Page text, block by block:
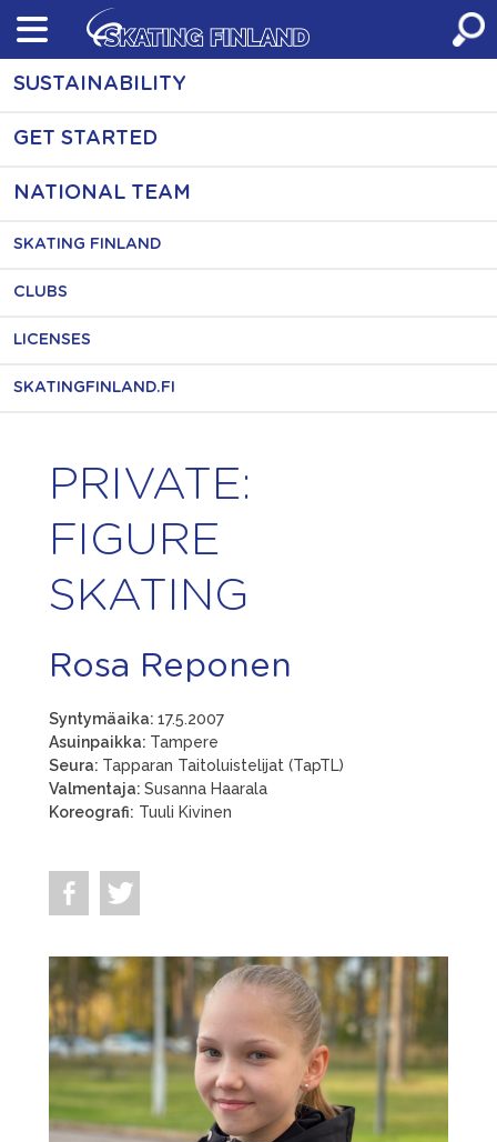
Skip
content
SUSTAINABILITY
GET STARTED
NATIONAL TEAM
SKATING FINLAND
CLUBS
LICENSES
SKATINGFINLAND.FI
PRIVATE:
FIGURE
SKATING
Rosa Reponen
Syntymäaika: 17.5.2007
Asuinpaikka: Tampere
Seura: Tapparan Taitoluistelijat (TapTL)
Valmentaja: Susanna Haarala
Koreografi: Tuuli Kivinen